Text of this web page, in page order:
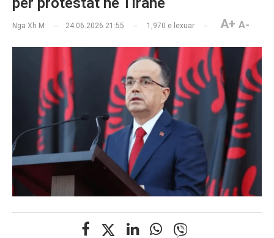
Nga Xh M 24.06.2026 21:55 1,970 e lexuar A+ A-